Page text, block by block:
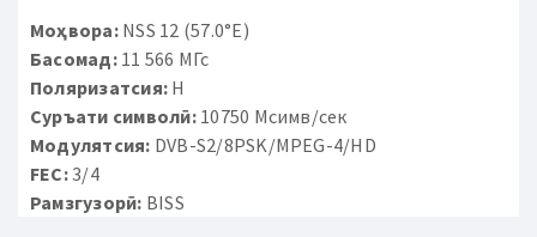
Моҳвора:NSS 12 (57.0°E)
Басомад:11 566 МГс
Поляризатсия: H
Суръати символӣ:10750 Мсимв/сек
Модулятсия: DVB-S2/8PSK/MPEG-4/HD
FEC:3/4
Рамзгузорӣ: BISS